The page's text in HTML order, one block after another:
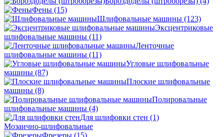
Фены (15)
Шлифовальные машины (123)
Эксцентриковые
шлифовальные машины (11)
Ленточные
шлифовальные машины (11)
Угловые шлифовальные
машины (87)
Плоские шлифовальные
машины (8)
Полировальные
шлифовальные машины (4)
Для шлифовки стен (1)
Мозаично-шлифовальные